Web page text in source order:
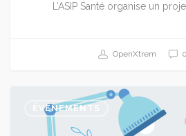
L’ASIP Santé organise un
OpenXtrem 0
ÉVÉNEMENTS